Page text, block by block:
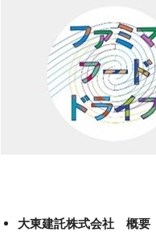
大東建託株式会社 概要